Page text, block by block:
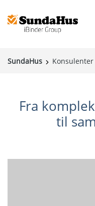
Kundecase
SundaHus Konsulenter
Fra
til